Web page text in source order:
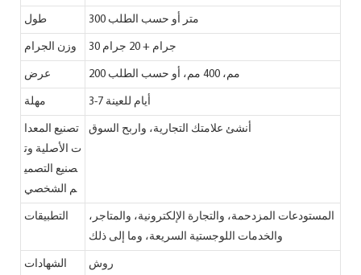
طول 300 متر أو حسب الطلب
وزن الجرام 30 جرام + 20 جرام
عرض 200 مم، 400 مم، أو حسب الطلب
مهلة 3-7 أيام للعينة
تصنيع المعدا
ت الأصلية وت
صنيع التصمي
م الشخصي
أنشئ علامتك التجارية، واربح السوق
التطبيقات
المستودعات المزدحمة، والتجارة الإلكترونية، والمتاجر،
والخدمات اللوجستية السريعة، وما إلى ذلك
الشهادات روش